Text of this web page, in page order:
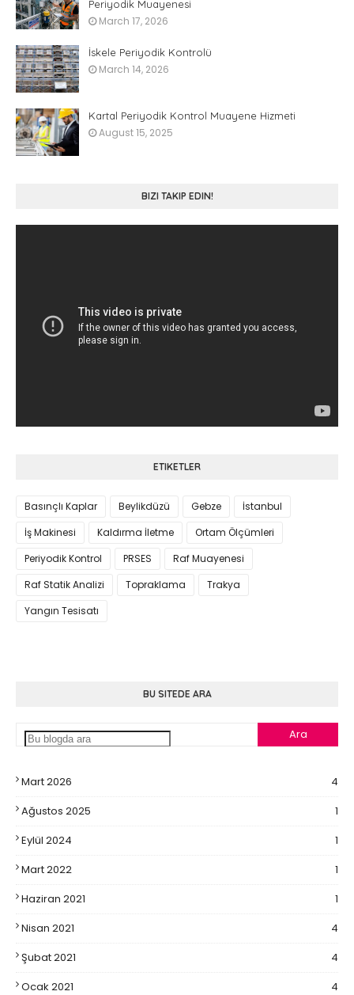
Periyodik Muayenesi
March 17, 2026
İskele Periyodik Kontrolü
March 14, 2026
Kartal Periyodik Kontrol Muayene Hizmeti
August 15, 2025
BIZI TAKIP EDIN!
ETIKETLER
Basınçlı Kaplar Beylikdüzü Gebze
İstanbul
İş Makinesi
Kaldırma İletme
Ortam Ölçümleri
Periyodik Kontrol
PRSES
Raf Muayenesi
Raf Statik Analizi
Topraklama
Trakya
Yangın Tesisatı
BU SITEDE ARA
Mart 2026
4
Ağustos 2025
1
Eylül 2024
1
Mart 2022
1
Haziran 2021
1
Nisan 2021
4
Şubat 2021
4
Ocak 2021
4